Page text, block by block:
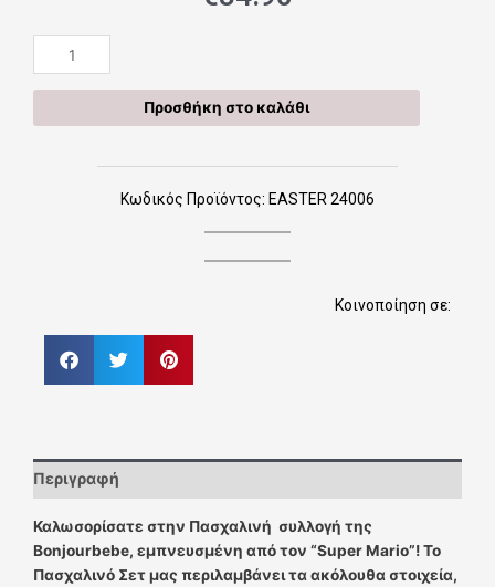
EASTER
24006
Πασχαλινό
Αυγό)
ποσότητα
Προσθήκη στο καλάθι
Κωδικός Προϊόντος: EASTER 24006
Κοινοποίηση σε:
Περιγραφή
Καλωσορίσατε στην Πασχαλινή συλλογή της
Bonjourbebe, εμπνευσμένη από τον “Super Mario”! Το
Πασχαλινό Σετ μας περιλαμβάνει τα ακόλουθα στοιχεία,